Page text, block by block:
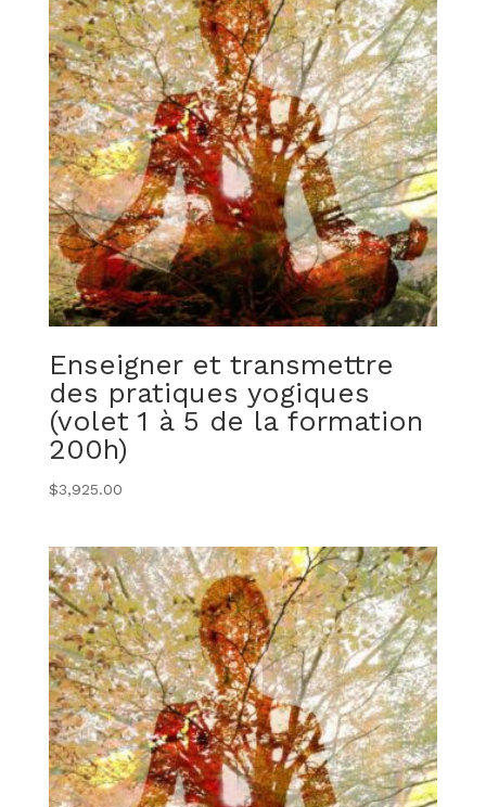
Enseigner et transmettre
des pratiques yogiques
(volet 1 à 5 de la formation
200h)
$3,925.00